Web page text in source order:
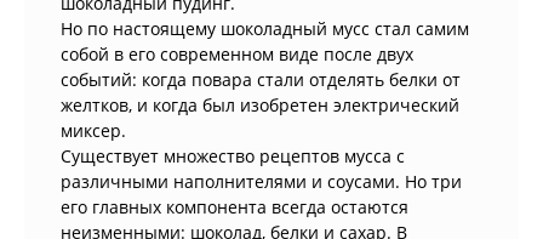
Но по настоящему шоколадный мусс стал самим
собой в его современном виде после двух
событий: когда повара стали отделять белки от
желтков, и когда был изобретен электрический
миксер.
Существует множество рецептов мусса с
различными наполнителями и соусами. Но три
его главных компонента всегда остаются
неизменными: шоколад, белки и сахар. В